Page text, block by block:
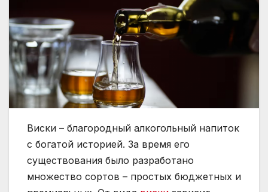
Виски – благородный алкогольный напиток
с богатой историей. За время его
существования было разработано
множество сортов – простых бюджетных и